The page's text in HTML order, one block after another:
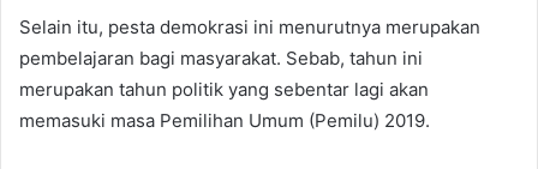
Selain itu, pesta demokrasi ini menurutnya merupakan
pembelajaran bagi masyarakat. Sebab, tahun ini
merupakan tahun politik yang sebentar lagi akan
memasuki masa Pemilihan Umum (Pemilu) 2019.